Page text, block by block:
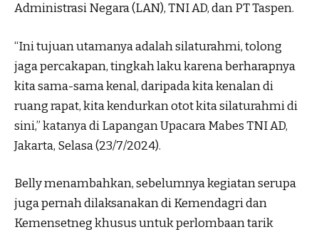
Administrasi Negara (LAN), TNI AD, dan PT Taspen.
“Ini tujuan utamanya adalah silaturahmi, tolong
jaga percakapan, tingkah laku karena berharapnya
kita sama-sama kenal, daripada kita kenalan di
ruang rapat, kita kendurkan otot kita silaturahmi di
sini,” katanya di Lapangan Upacara Mabes TNI AD,
Jakarta, Selasa (23/7/2024).
Belly menambahkan, sebelumnya kegiatan serupa
juga pernah dilaksanakan di Kemendagri dan
Kemensetneg khusus untuk perlombaan tarik